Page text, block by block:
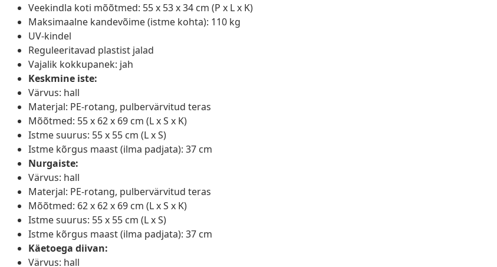
Veekindla koti mõõtmed: 55 x 53 x 34 cm (P x L x K)
Maksimaalne kandevõime (istme kohta): 110 kg
UV-kindel
Reguleeritavad plastist jalad
Vajalik kokkupanek: jah
Keskmine iste:
Värvus: hall
Materjal: PE-rotang, pulbervärvitud teras
Mõõtmed: 55 x 62 x 69 cm (L x S x K)
Istme suurus: 55 x 55 cm (L x S)
Istme kõrgus maast (ilma padjata): 37 cm
Nurgaiste:
Värvus: hall
Materjal: PE-rotang, pulbervärvitud teras
Mõõtmed: 62 x 62 x 69 cm (L x S x K)
Istme suurus: 55 x 55 cm (L x S)
Istme kõrgus maast (ilma padjata): 37 cm
Käetoega diivan:
Värvus: hall